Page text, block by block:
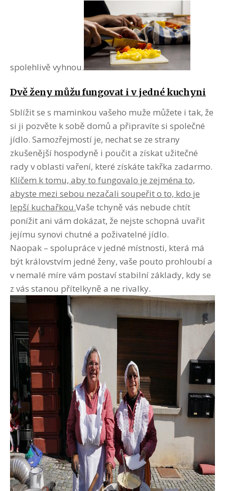
spolehlivě vyhnou.
Dvě ženy můžu fungovat i v jedné kuchyni
Sblížit se s maminkou vašeho muže můžete i tak, že
si ji pozvěte k sobě domů a připravíte si společné
jídlo. Samozřejmostí je, nechat se ze strany
zkušenější hospodyně i poučit a získat užitečné
rady v oblasti vaření, které získáte takřka zadarmo.
Klíčem k tomu, aby to fungovalo je zejména to,
abyste mezi sebou nezačali soupeřit o to, kdo je
lepší kuchařkou.Vaše tchyně vás nebude chtít
ponížit ani vám dokázat, že nejste schopná uvařit
jejímu synovi chutné a poživatelné jídlo.
Naopak – spolupráce v jedné místnosti, která má
být královstvím jedné ženy, vaše pouto prohloubí a
v nemalé míre vám postaví stabilní základy, kdy se
z vás stanou přítelkyně a ne rivalky.